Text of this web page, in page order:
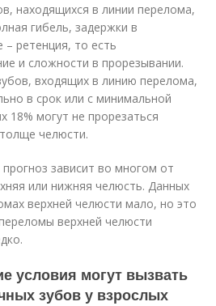
находящихся в линии перелома,
гибель, задержки в
ретенция, то есть
и сложности в прорезывании.
входящих в линию перелома,
в срок или с минимальной
18% могут не прорезаться
челюсти.
зависит во многом от
или нижняя челюсть. Данных
верхней челюсти мало, но это
верхней челюсти
условия могут вызвать
зубов у взрослых